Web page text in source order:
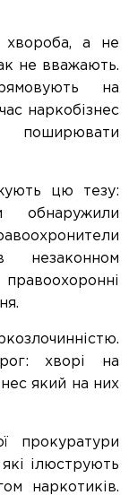
хвороба, а не
не вважають.
на
наркобізнес
цю тезу:
обнаружили
незаконном
хворі на
який на них
прокуратури
ілюструють
наркотиків.